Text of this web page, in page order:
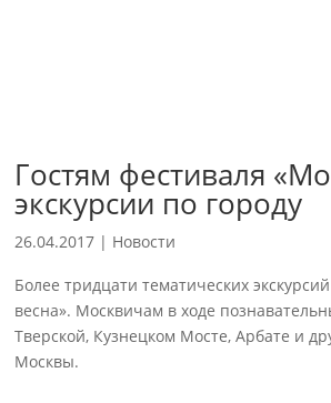
Гостям фестиваля
экскурсии по городу
26.04.2017 | Новости
Более тридцати тематических
весна». Москвичам в ходе
Тверской, Кузнецком Мосте, Арбате и
Москвы.